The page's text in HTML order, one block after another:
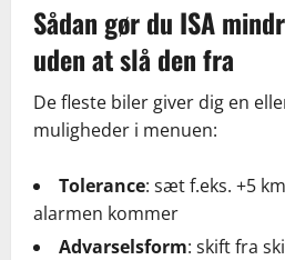
Sådan gør du ISA
uden at slå den fra
De fleste biler giver dig en
muligheder i menuen:
Tolerance: sæt f.eks. +5
alarmen kommer
Advarselsform: skift fra